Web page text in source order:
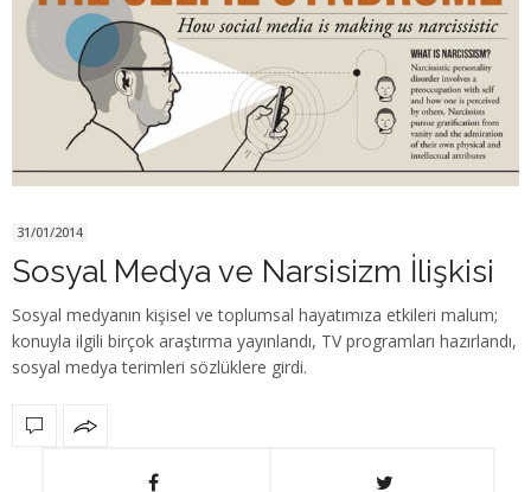
31/01/2014
Sosyal Medya ve Narsisizm İlişkisi
Sosyal medyanın kişisel ve toplumsal hayatımıza etkileri malum;
konuyla ilgili birçok araştırma yayınlandı, TV programları hazırlandı,
sosyal medya terimleri sözlüklere girdi.